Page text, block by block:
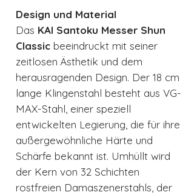
Design und Material
Das KAI Santoku Messer Shun
Classic beeindruckt mit seiner
zeitlosen Ästhetik und dem
herausragenden Design. Der 18 cm
lange Klingenstahl besteht aus VG-
MAX-Stahl, einer speziell
entwickelten Legierung, die für ihre
außergewöhnliche Härte und
Schärfe bekannt ist. Umhüllt wird
der Kern von 32 Schichten
rostfreien Damaszenerstahls, der